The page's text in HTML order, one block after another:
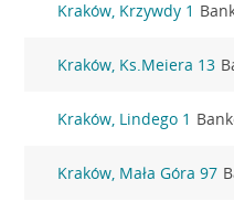
Kraków, Krzywdy 1
Kraków, Ks.Meiera 13
Kraków, Lindego 1
Kraków, Mała Góra 97